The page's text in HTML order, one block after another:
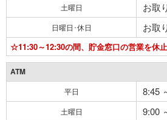
土曜日 お取
日曜日･休日 お取
☆11:30～12:30の間、貯金窓口の営業を休止
ATM
平日 8:45
土曜日 9:00